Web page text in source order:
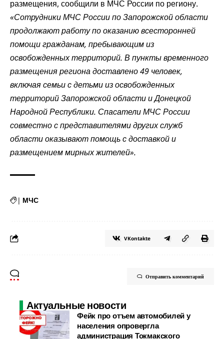
размещения, сообщили в МЧС России по региону.
«Сотрудники МЧС России по Запорожской области
продолжают работу по оказанию всесторонней
помощи гражданам, пребывающим из
освобожденных территорий. В пункты временного
размещения региона доставлено 49 человек,
включая семьи с детьми из освобожденных
территорий Запорожской области и Донецкой
Народной Республики. Спасатели МЧС России
совместно с представителями других служб
области оказывают помощь с доставкой и
размещением мирных жителей».
| МЧС
VKontakte
Отправить комментарий
Актуальные новости
Фейк про отъем автомобилей у
населения опровергла
администрация Токмакского